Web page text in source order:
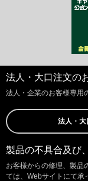
法人・大口注文の
法人・企業のお客様専用
法人・大
製品の不具合及び
お客様からの修理、製品
ては、Webサイトにて承